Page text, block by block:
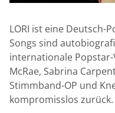
LORI ist eine Deutsch-
Songs sind
internationale
McRae, Sabrina
Stimmband-OP und
kompromisslos zurück.